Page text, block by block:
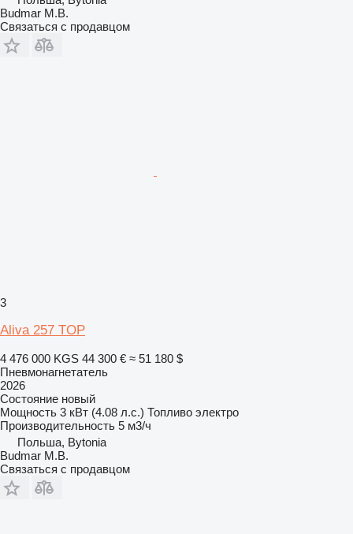
Budmar M.B.
Связаться с продавцом
3
Aliva 257 TOP
4 476 000 KGS 44 300 € ≈ 51 180 $
Пневмонагнетатель
2026
Состояние новый
Мощность 3 кВт (4.08 л.с.) Топливо электро
Производительность 5 м3/ч
Польша, Bytonia
Budmar M.B.
Связаться с продавцом